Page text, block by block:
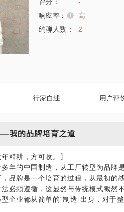
评分：
-
响应率：
高
约聊人数：
2
行家自述 用户评
我的品牌培育之道
精耕，方可收。】
年的中国制造，从工厂转型为品牌
品牌是一个培育的过程，从最初的
必须遵循，这显然与传统模式截然不
企业都从简单的“制造”出身，对于